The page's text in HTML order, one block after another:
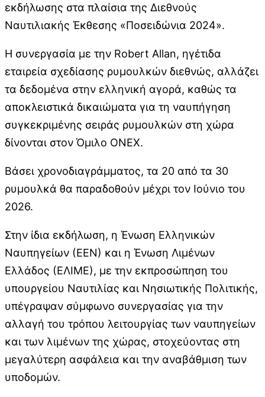
εκδήλωσης στα πλαίσια της Διεθνούς
Ναυτιλιακής Έκθεσης «Ποσειδώνια 2024».
Η συνεργασία με την Robert Allan, ηγέτιδα
εταιρεία σχεδίασης ρυμουλκών διεθνώς, αλλάζει
τα δεδομένα στην ελληνική αγορά, καθώς τα
αποκλειστικά δικαιώματα για τη ναυπήγηση
συγκεκριμένης σειράς ρυμουλκών στη χώρα
δίνονται στον Όμιλο ΟΝΕΧ.
Βάσει χρονοδιαγράμματος, τα 20 από τα 30
ρυμουλκά θα παραδοθούν μέχρι τον Ιούνιο του
2026.
Στην ίδια εκδήλωση, η Ένωση Ελληνικών
Ναυπηγείων (ΕΕΝ) και η Ένωση Λιμένων
Ελλάδος (ΕΛΙΜΕ), με την εκπροσώπηση του
υπουργείου Ναυτιλίας και Νησιωτικής Πολιτικής,
υπέγραψαν σύμφωνο συνεργασίας για την
αλλαγή του τρόπου λειτουργίας των ναυπηγείων
και των λιμένων της χώρας, στοχεύοντας στη
μεγαλύτερη ασφάλεια και την αναβάθμιση των
υποδομών.